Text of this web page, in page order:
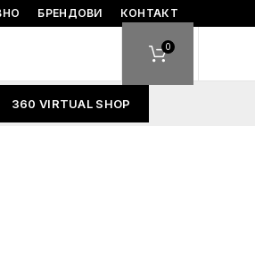
БРЕНДОВИ КОНТАКТ
0
360 VIRTUAL SHOP